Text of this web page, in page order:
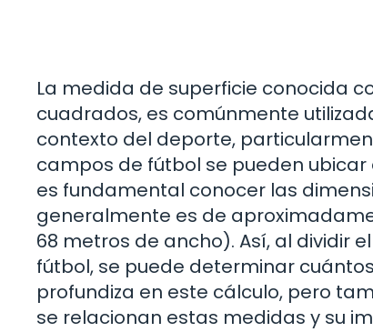
La medida de superficie conocida
cuadrados, es comúnmente
contexto del deporte,
campos de fútbol se pueden
es fundamental conocer las
generalmente es de
68 metros de ancho). Así, al dividir
fútbol, se puede determinar
profundiza en este cálculo, pero
se relacionan estas medidas y su